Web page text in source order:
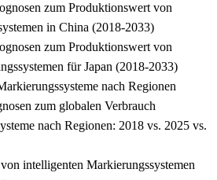
zum Produktionswert von
in China (2018-2033)
zum Produktionswert von
für Japan (2018-2033)
nach Regionen
zum globalen Verbrauch
nach Regionen: 2018 vs. 2025 vs.
intelligenten Markierungssystemen